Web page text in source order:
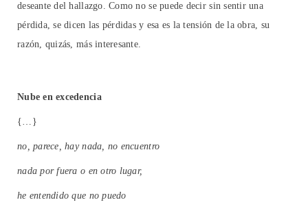
deseante del hallazgo. Como no se puede decir sin sentir una
pérdida, se dicen las pérdidas y esa es la tensión de la obra, su
razón, quizás, más interesante.
Nube en excedencia
{…}
no, parece, hay nada, no encuentro
nada por fuera o en otro lugar,
he entendido que no puedo